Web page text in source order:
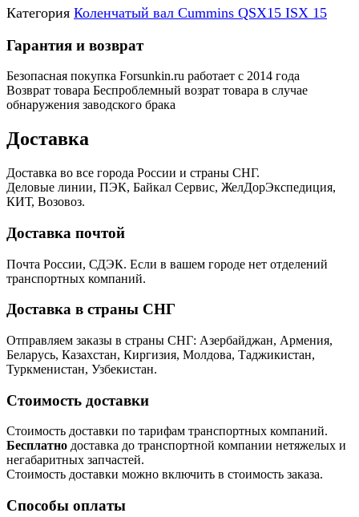
Категория Коленчатый вал Cummins QSX15 ISX 15
Гарантия и возврат
Безопасная покупка Forsunkin.ru работает с 2014 года
Возврат товара Беспроблемный возрат товара в случае
обнаружения заводского брака
Доставка
Доставка во все города России и страны СНГ.
Деловые линии, ПЭК, Байкал Сервис, ЖелДорЭкспедиция,
КИТ, Возовоз.
Доставка почтой
Почта России, СДЭК. Если в вашем городе нет отделений
транспортных компаний.
Доставка в страны СНГ
Отправляем заказы в страны СНГ: Азербайджан, Армения,
Беларусь, Казахстан, Киргизия, Молдова, Таджикистан,
Туркменистан, Узбекистан.
Стоимость доставки
Стоимость доставки по тарифам транспортных компаний.
Бесплатно доставка до транспортной компании нетяжелых и
негабаритных запчастей.
Стоимость доставки можно включить в стоимость заказа.
Способы оплаты